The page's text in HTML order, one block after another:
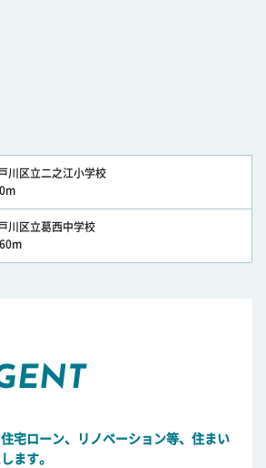
川区立二之江小学校
川区立葛西中学校
宅ローン、リノベーション等、住まい
ます。